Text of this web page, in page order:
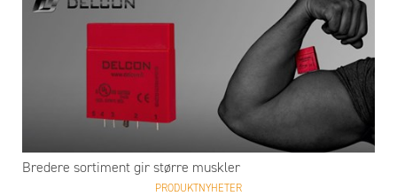
Bredere sortiment gir større muskler
PRODUKTNYHETER